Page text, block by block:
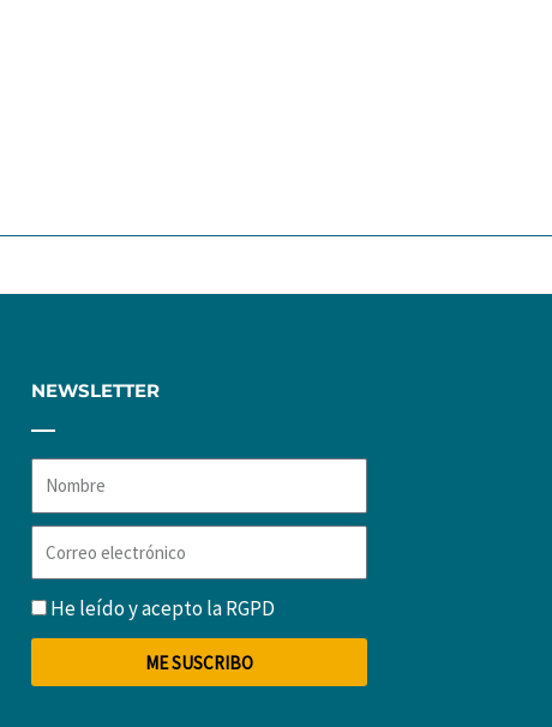
NEWSLETTER
Nombre
Correo
electrónico
RGPDHe leído y acepto laRGPD
ME SUSCRIBO